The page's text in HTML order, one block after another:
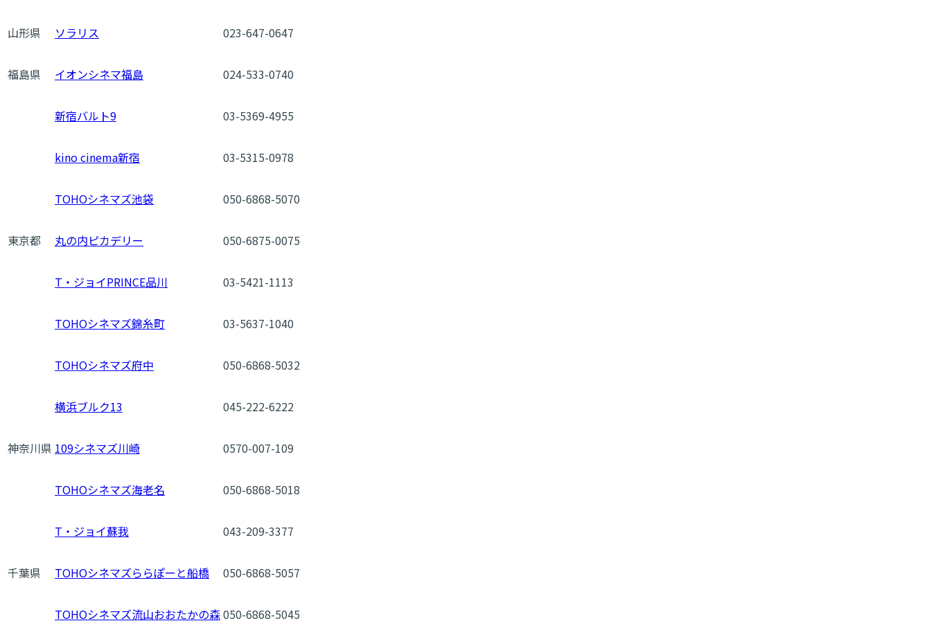
山形県 ソラリス 023-647-0647
福島県 イオンシネマ福島 024-533-0740
東京都
新宿バルト9 03-5369-4955
kino cinema新宿 03-5315-0978
TOHOシネマズ池袋 050-6868-5070
丸の内ピカデリー 050-6875-0075
T・ジョイPRINCE品川 03-5421-1113
TOHOシネマズ錦糸町 03-5637-1040
TOHOシネマズ府中 050-6868-5032
神奈川県
横浜ブルク13 045-222-6222
109シネマズ川崎 0570-007-109
TOHOシネマズ海老名 050-6868-5018
千葉県
T・ジョイ蘇我 043-209-3377
TOHOシネマズららぽーと船橋 050-6868-5057
TOHOシネマズ流山おおたかの森050-6868-5045